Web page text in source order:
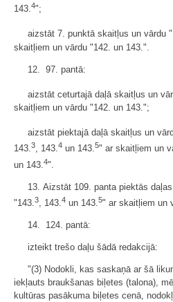
143.4";
aizstāt 7. punktā skaitļus un vārdu
skaitļiem un vārdu "142. un 143.".
12. 97. pantā:
aizstāt ceturtajā daļā skaitļus un
skaitļiem un vārdu "142. un 143.";
aizstāt piektajā daļā skaitļus un
143.3, 143.4 un 143.5" ar skaitļiem un
un 143. 4".
13. Aizstāt 109. panta piektās
"143.3, 143.4 un 143.5" ar skaitļiem un
14. 124. pantā:
izteikt trešo daļu šādā redakcijā:
"(3) Nodokli, kas saskaņā ar šā
iekļauts braukšanas biļetes (talona),
kultūras pasākuma biļetes cenā,